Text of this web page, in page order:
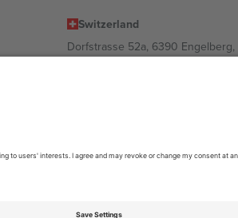
Switzerland
Dorfstrasse 52a, 6390
Mexico